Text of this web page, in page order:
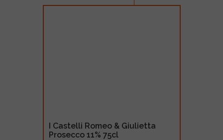
I Castelli Romeo & Giulietta
Prosecco 11% 75cl